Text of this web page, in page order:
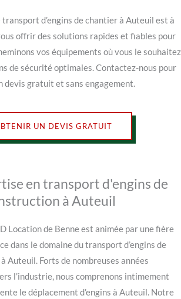
d’engins de chantier à Auteuil est à
offrir des solutions rapides et fiables pour
vos équipements où vous le souhaitez
de sécurité optimales. Contactez-nous pour
devis gratuit et sans engagement.
UN DEVIS GRATUIT
en transport d'engins de
à Auteuil
Location de Benne est animée par une fière
dans le domaine du transport d’engins de
Auteuil. Forts de nombreuses années
l’industrie, nous comprenons intimement
le déplacement d’engins à Auteuil. Notre